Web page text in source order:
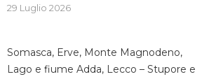
29 Luglio 2026
Somasca, Erve, Monte Magnodeno,
Lago e fiume Adda, Lecco – Stupore e